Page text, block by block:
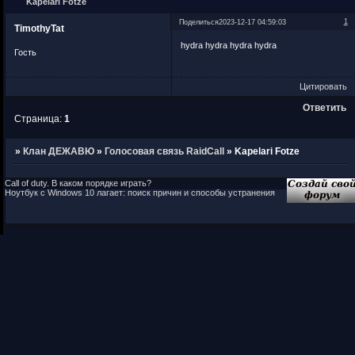
Поделиться 1
2023-12-17 04:59:03
TimothyTat
Гость
hydra hydra hydra hydra
Цитировать
Ответить
Страница:1
» Клан ДЕЖАВЮ » Голосовая связь RaidCall » Kapelari Fotze
Call of duty. В каком порядке играть?
Ноутбук с Windows 10 лагает: поиск причин и способы устранения